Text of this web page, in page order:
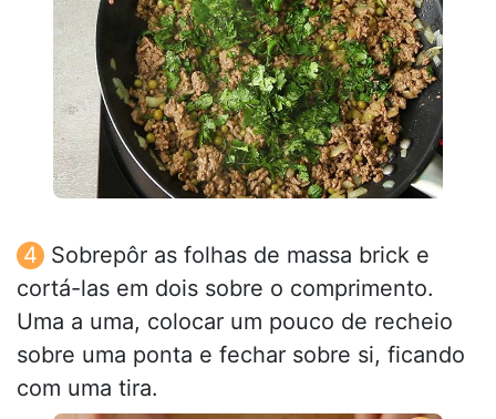
Sobrepôr as folhas de massa brick e
cortá-las em dois sobre o comprimento.
Uma a uma, colocar um pouco de recheio
sobre uma ponta e fechar sobre si, ficando
com uma tira.